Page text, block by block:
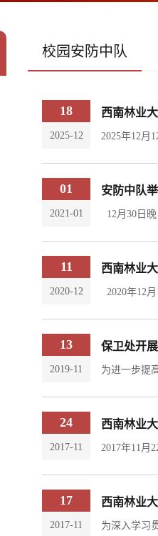
校园安防中队
18
2025-12
西南林业
01
2021-01
安防中队
11
2020-12
西南林业
13
2019-11
保卫处开
24
2017-11
西南林业
17
2017-11
西南林业